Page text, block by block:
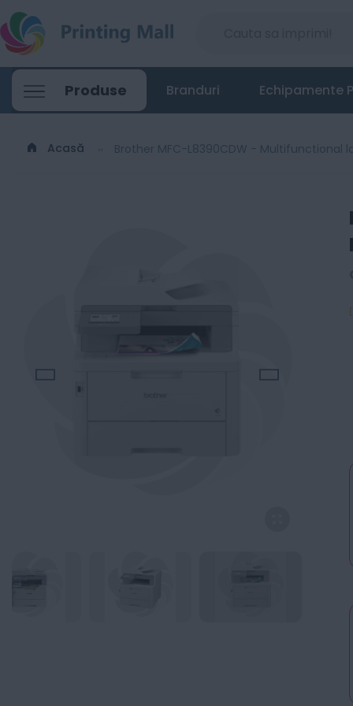
Produse Branduri Echipamente
Acasă Brother MFC-L8390CDW - Multifunctional